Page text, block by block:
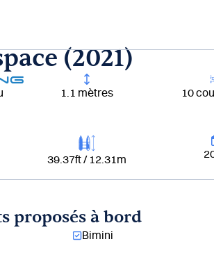
Louer un
(2021)
1.1 mètres 10
39.37ft / 12.31m
proposés à bord
Bimini